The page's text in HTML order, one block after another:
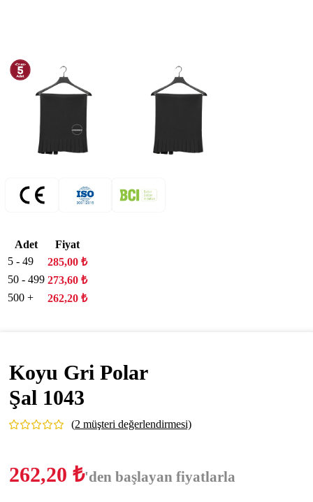
Adet
Fiyat
5 - 49
285,00 ₺
50 - 499 273,60 ₺
500 +
262,20 ₺
Koyu Gri Polar
Şal 1043
(2 müşteri değerlendirmesi)
262,20 ₺'den başlayan fiyatlarla